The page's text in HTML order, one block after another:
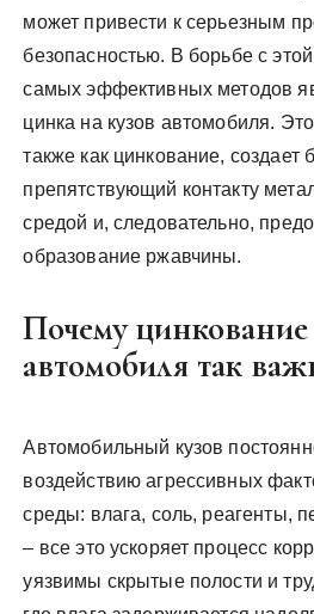
может привести к серьезным
безопасностью. В борьбе с
самых эффективных методов
цинка на кузов автомобиля.
также как цинкование, создает
препятствующий контакту
средой и, следовательно,
образование ржавчины.
Почему цинкование
автомобиля так
Автомобильный кузов
воздействию агрессивных
среды: влага, соль, реагенты,
– все это ускоряет процесс
уязвимы скрытые полости и